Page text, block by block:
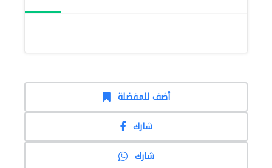
أضف للمفضلة
شارك
شارك